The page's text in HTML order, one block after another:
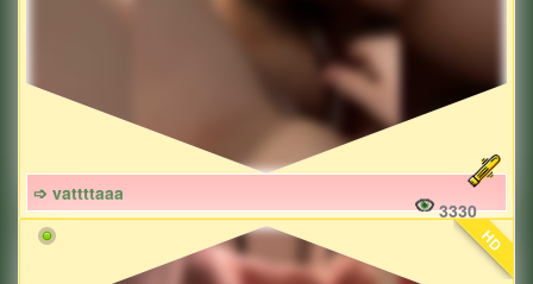
➩ vattttaaa
3330
HD